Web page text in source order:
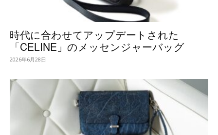
時代に合わせてアップデートされた
「CELINE」のメッセンジャーバッグ
2026年6月28日